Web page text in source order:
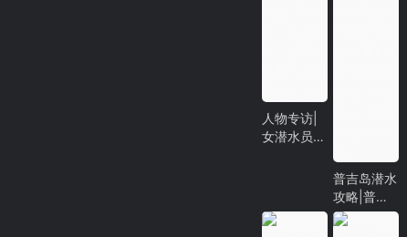
人物专访|
女潜水员：
大海！
普吉岛潜水
攻略|普吉
岛潜水考证